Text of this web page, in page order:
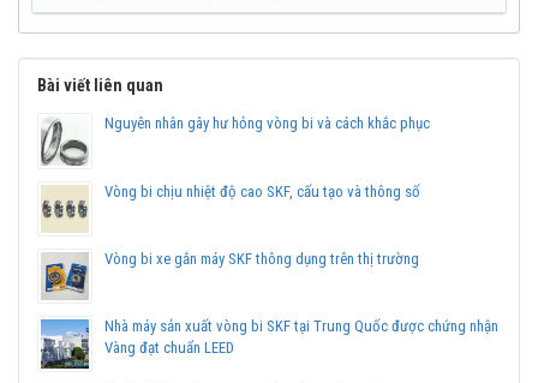
Mua vòng bi bạc đạn SKF 6405/C3 chính hãng ở đâu
uy tín?
Vòng bi Ngọc Anh là
Chuyên phân phối các sản phẩm SKF chính hãng, giá cạnh
tranh, Giao hàng toàn quốc.
bi SKF 6405/C3 chính hãng.
Bài viết liên quan
Nguyên nhân gây hư hỏng vòng bi và cách khắc phục
Vòng bi chịu nhiệt độ cao SKF, cấu tạo và thông số
Vòng bi xe gắn máy SKF thông dụng trên thị trường
Nhà máy sản xuất vòng bi SKF tại Trung Quốc được chứng nhận
Vàng đạt chuẩn LEED